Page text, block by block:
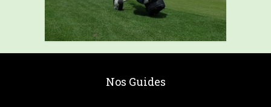
Nos Guides